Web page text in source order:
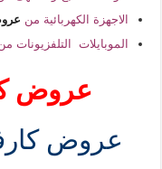
الاجهزة الكهربائية من
الموبايلات التلفزيونات
عروض
عروض